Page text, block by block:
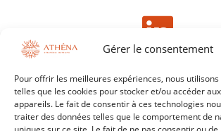
Gérer le consentement
Pour offrir les meilleures expériences, nous
telles que les cookies pour stocker et/ou accéder
appareils. Le fait de consentir à ces technologies
traiter des données telles que le comportement de
© 2024-2026 AthenaSR. Tous droits